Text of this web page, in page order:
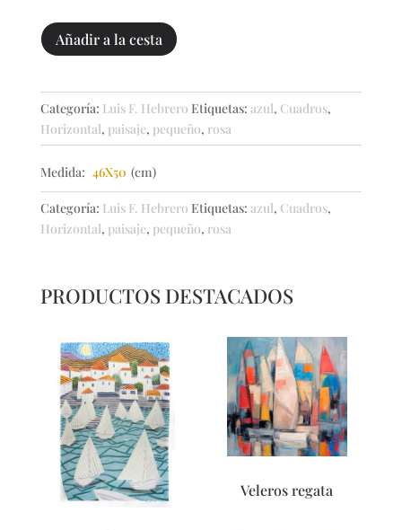
Paisaje
habitado
Añadir a la cesta
Categoría: Luis F. Hebrero Etiquetas: azul, Cuadros,
Horizontal, paisaje, pequeño, rosa
Medida: 46X50 (cm)
Categoría: Luis F. Hebrero Etiquetas: azul, Cuadros,
Horizontal, paisaje, pequeño, rosa
PRODUCTOS DESTACADOS
Veleros regata